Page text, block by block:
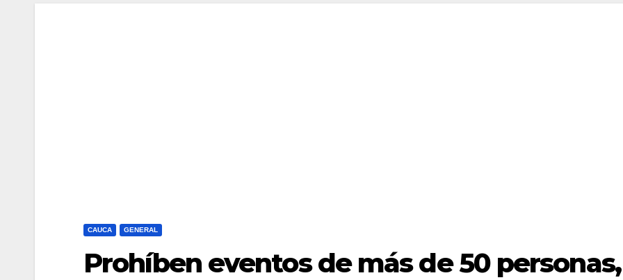
CAUCA GENERAL
Prohíben eventos de más de 50 personas,